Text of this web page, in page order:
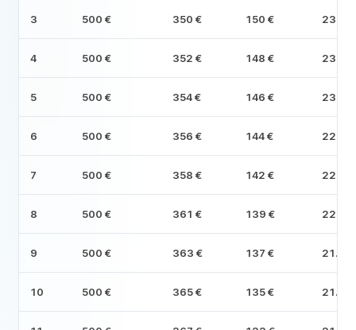
3 500 € 350 € 150 €
4 500 € 352 € 148 €
5 500 € 354 € 146 €
6 500 € 356 € 144 €
7 500 € 358 € 142 €
8 500 € 361 € 139 €
9 500 € 363 € 137 €
10 500 € 365 € 135 €